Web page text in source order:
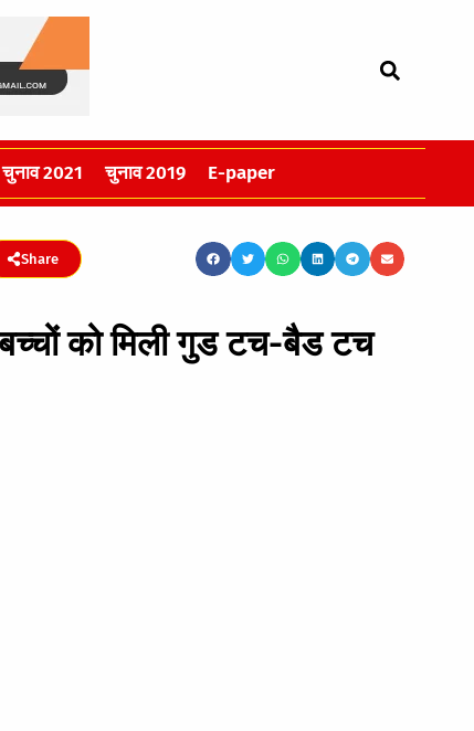
चुनाव 2021 चुनाव 2019 E-paper
Share
बच्चों को मिली गुड टच-बैड टच